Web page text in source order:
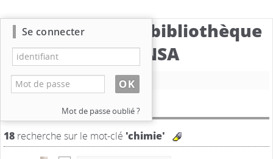
Catalogue de la bibliothèque
du CBNSA
Nouvelle recherche
Résultat de la recherche
18 recherche sur le mot-clé 'chimie'
Se connecter
Mot de passe oublié ?